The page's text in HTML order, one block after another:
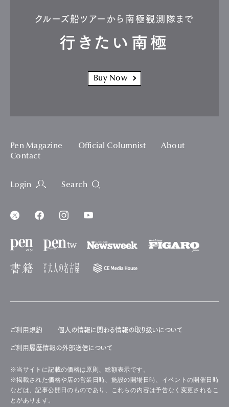
クルーズ船ツアーから南極観測隊まで
行きたい南極
Buy Now
Pen Magazine Official Columnist
About
Contact
Login Search
ご利用規約 個人の情報に関わる情報の取り扱いについて
ご利用履歴情報の外部送信について
※当サイトに記載の価格は原則、総額表示です。
※掲載された価格や店の営業日時、施設の開場日時、イベントの開催日時
などは、記事公開日のものであり、これらの内容は予告なく変更されるこ
とがあります。